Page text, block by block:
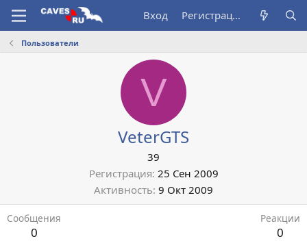
Вход Регистрация
Пользователи
V
VeterGTS
39
Регистрация 25 Сен 2009
Активность 9 Окт 2009
Сообщения
0
Реакции
0